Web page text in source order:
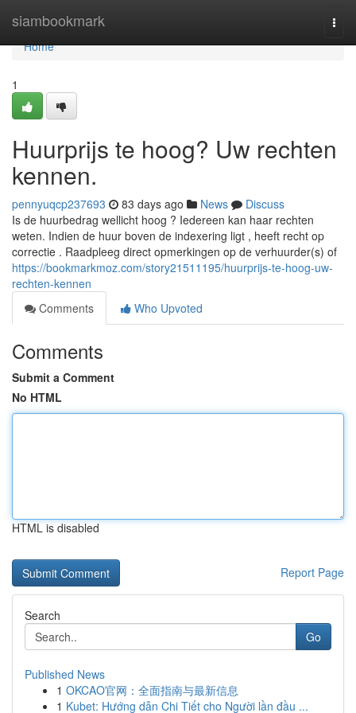
siambookmark
Home
Home
1
Huurprijs te hoog? Uw rechten
kennen.
pennyuqcp237693 83 days ago News
Discuss
Is de huurbedrag wellicht hoog ? Iedereen kan haar rechten
weten. Indien de huur boven de indexering ligt , heeft recht op
correctie . Raadpleeg direct opmerkingen op de verhuurder(s) of
https://bookmarkmoz.com/story21511195/huurprijs-te-hoog-uw-
rechten-kennen
Comments
Who Upvoted
Comments
Submit a Comment
No HTML
HTML is disabled
Report Page
Search
Go
Published News
1 OKCAO官网：全面指南与最新信息
1 Kubet: Hướng dẫn Chi Tiết cho Người lần đầu ...